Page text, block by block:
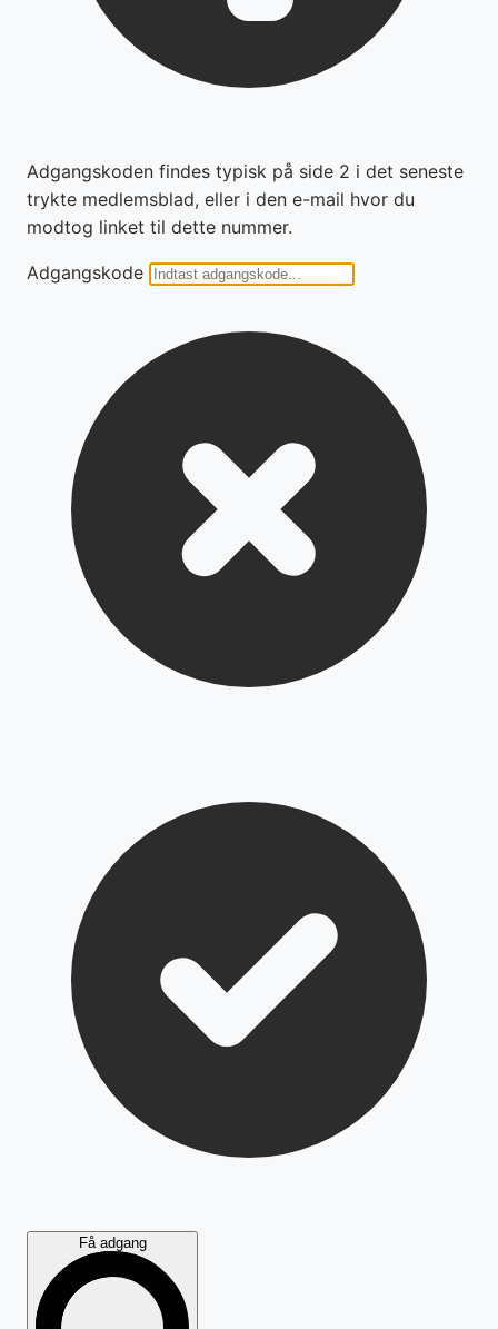
Adgangskoden findes typisk på side 2 i det seneste
trykte medlemsblad, eller i den e-mail hvor du
modtog linket til dette nummer.
Adgangskode
Få adgang